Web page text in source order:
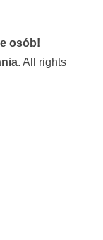
osób!
. All rights